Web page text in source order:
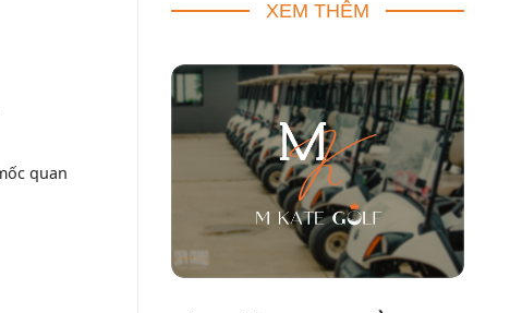
quan
XEM THÊM